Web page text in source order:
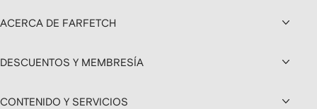
ACERCA DE FARFETCH
DESCUENTOS Y MEMBRESÍA
CONTENIDO Y SERVICIOS